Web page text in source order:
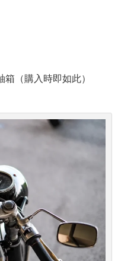
箱（購入時即如此）